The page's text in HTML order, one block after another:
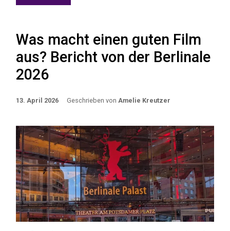
Was macht einen guten Film
aus? Bericht von der Berlinale
2026
13. April 2026 Geschrieben von Amelie Kreutzer